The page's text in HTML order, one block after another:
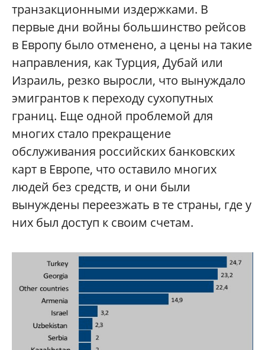
транзакционными издержками. В
первые дни войны большинство рейсов
в Европу было отменено, а цены на такие
направления, как Турция, Дубай или
Израиль, резко выросли, что вынуждало
эмигрантов к переходу сухопутных
границ. Еще одной проблемой для
многих стало прекращение
обслуживания российских банковских
карт в Европе, что оставило многих
людей без средств, и они были
вынуждены переезжать в те страны, где у
них был доступ к своим счетам.